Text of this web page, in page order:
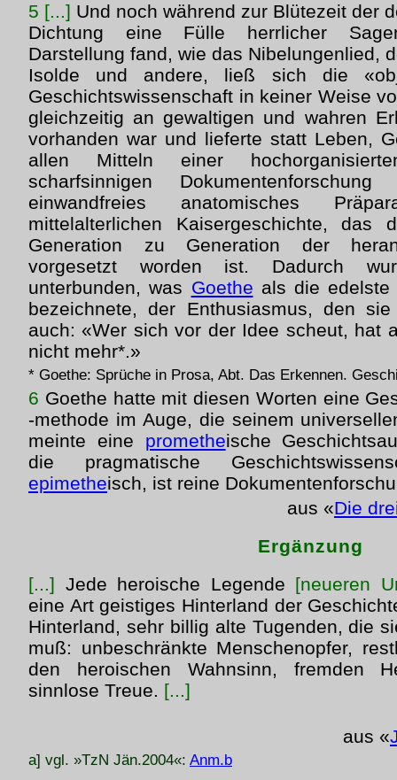
5 [...] Und noch während zur Blütezeit der
Dichtung eine Fülle herrlicher
Darstellung fand, wie das Nibelungenlied,
Isolde und andere, ließ sich die
Geschichtswissenschaft in keiner Weise
gleichzeitig an gewaltigen und wahren
vorhanden war und lieferte statt Leben,
allen Mitteln einer
scharfsinnigen
einwandfreies anatomisches
mittelalterlichen Kaisergeschichte, das
Generation zu Generation der
vorgesetzt worden ist. Dadurch
unterbunden, was Goethe als die edelste
bezeichnete, der Enthusiasmus, den
auch: «Wer sich vor der Idee scheut, hat
nicht mehr*.»
* Goethe: Sprüche in Prosa, Abt. Das Erkennen.
6 Goethe hatte mit diesen Worten eine
-methode im Auge, die seinem
meinte eine prometheische
die pragmatische
epimetheisch, ist reine
aus «Die
Ergänzung
[...] Jede heroische Legende [neueren
eine Art geistiges Hinterland der
Hinterland, sehr billig alte Tugenden, die
muß: unbeschränkte Menschenopfer,
den heroischen Wahnsinn, fremden
sinnlose Treue. [...]
aus «
a] vgl. »TzN Jän.2004«: Anm.b